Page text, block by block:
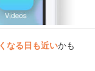
なる日も近いかも